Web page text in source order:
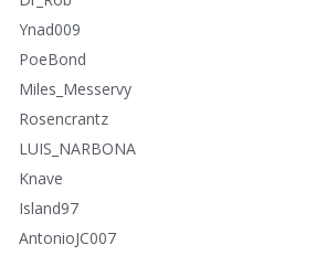
Ynad009
PoeBond
Miles_Messervy
Rosencrantz
LUIS_NARBONA
Knave
Island97
AntonioJC007